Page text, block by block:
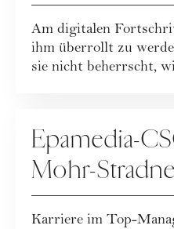
Am digitalen
ihm überrollt zu
sie nicht beherrscht,
Epamedia-
Mohr-
Ziele
Karriere im Top-